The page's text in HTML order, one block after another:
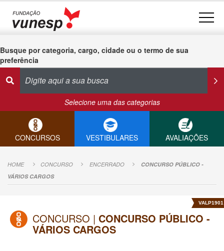
Busque por categoria, cargo, cidade ou o termo de sua
preferência
Selecione uma das categorias
CONCURSOS VESTIBULARES AVALIAÇÕES
HOME CONCURSO ENCERRADO
CONCURSO PÚBLICO -
VÁRIOS CARGOS
VALP1901
CONCURSO | CONCURSO PÚBLICO -
VÁRIOS CARGOS